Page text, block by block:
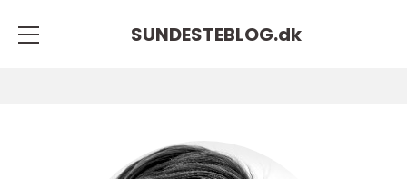
SUNDESTEBLOG.dk